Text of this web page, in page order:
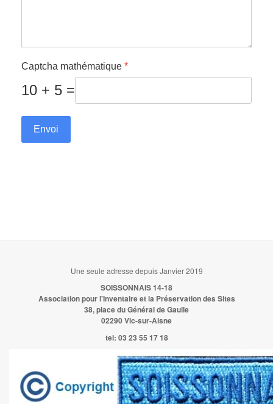
Captcha mathématique *
10 + 5 =
Envoi
Une seule adresse depuis Janvier 2019
SOISSONNAIS 14-18
Association pour l'Inventaire et la Préservation des Sites
38, place du Général de Gaulle
02290 Vic-sur-Aisne
tel: 03 23 55 17 18